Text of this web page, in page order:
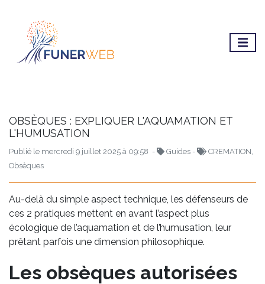
OBSÈQUES : EXPLIQUER L'AQUAMATION ET
L'HUMUSATION
Publié le mercredi 9 juillet 2025 à 09:58 - Guides -
CREMATION,
Obsèques
Au-delà du simple aspect technique, les défenseurs de
ces 2 pratiques mettent en avant l’aspect plus
écologique de l’aquamation et de l’humusation, leur
prêtant parfois une dimension philosophique.
Les obsèques autorisées